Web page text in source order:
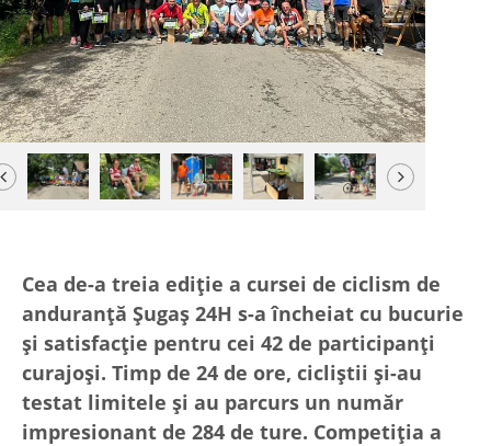
Previous Next
Cea de-a treia ediție a cursei de ciclism de
anduranță Șugaș 24H s-a încheiat cu bucurie
și satisfacție pentru cei 42 de participanți
curajoși. Timp de 24 de ore, cicliștii și-au
testat limitele și au parcurs un număr
impresionant de 284 de ture. Competiția a